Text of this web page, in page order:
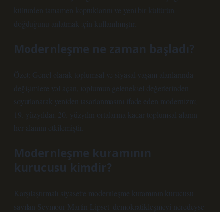
kültürden tamamen koptuklarını ve yeni bir kültürün
doğduğunu anlatmak için kullanılmıştır.
Modernleşme ne zaman başladı?
Özet: Genel olarak toplumsal ve siyasal yaşam alanlarında
değişimlere yol açan, toplumun geleneksel değerlerinden
soyutlanarak yeniden tasarlanmasını ifade eden modernizm;
19. yüzyıldan 20. yüzyılın ortalarına kadar toplumsal alanın
her alanını etkilemiştir.
Modernleşme kuramının
kurucusu kimdir?
Karşılaştırmalı siyasette modernleşme kuramının kurucusu
sayılan Seymour Martin Lipset, demokratikleşmeyi neredeyse